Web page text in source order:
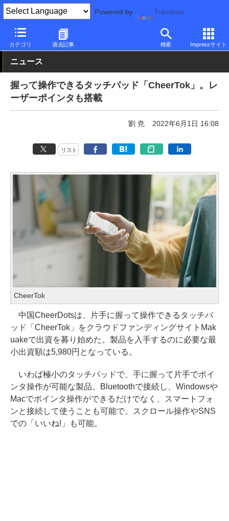
Powered by Translate
カテゴリ 過去記事 検索 Impressサイト
PC Watch 半導体/周辺機器
ニュース
握って操作できるタッチパッド「CheerTok」。レ
ーザーポインタも搭載
劉 尭 2022年6月1日 16:08
リスト
CheerTok
中国CheerDotsは、片手に握って操作できるタッチパ
ッド「CheerTok」をクラウドファンディングサイトMak
uakeで出資を募り始めた。製品を入手するのに必要な最
小出資額は5,980円となっている。
いわば極小のタッチパッドで、手に握って片手でポイ
ンタ操作が可能な製品。Bluetoothで接続し、Windowsや
Macでポインタ操作ができるだけでなく、スマートフォ
ンと接続して使うことも可能で、スクロール操作やSNS
での「いいね!」も可能。